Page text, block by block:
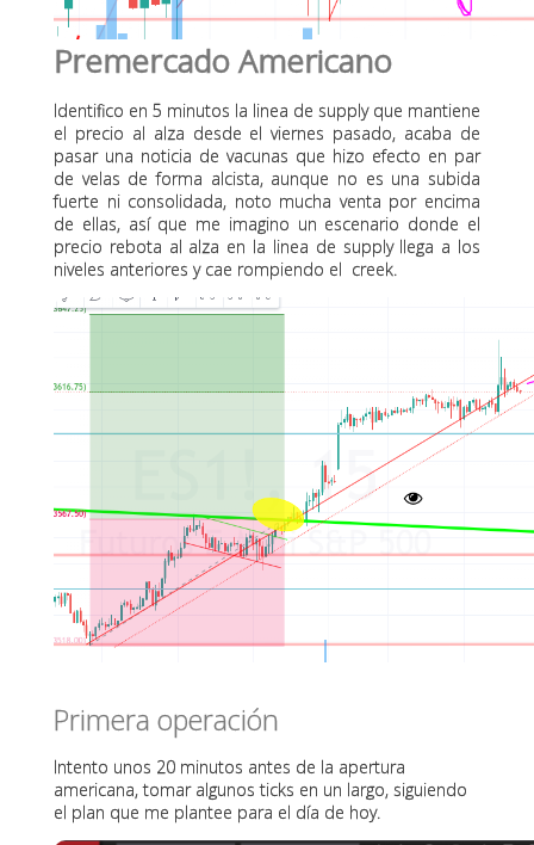
Premercado Americano
Identifico en 5 minutos la linea de supply que mantiene
el precio al alza desde el viernes pasado, acaba de
pasar una noticia de vacunas que hizo efecto en par
de velas de forma alcista, aunque no es una subida
fuerte ni consolidada, noto mucha venta por encima
de ellas, así que me imagino un escenario donde el
precio rebota al alza en la linea de supply llega a los
niveles anteriores y cae rompiendo el creek.
Primera operación
Intento unos 20 minutos antes de la apertura
americana, tomar algunos ticks en un largo, siguiendo
el plan que me plantee para el día de hoy.